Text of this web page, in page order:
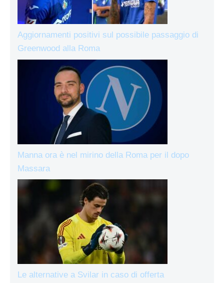
Aggiornamenti positivi sul possibile passaggio di
Greenwood alla Roma
Manna ora è nel mirino della Roma per il dopo
Massara
Le alternative a Svilar in caso di offerta